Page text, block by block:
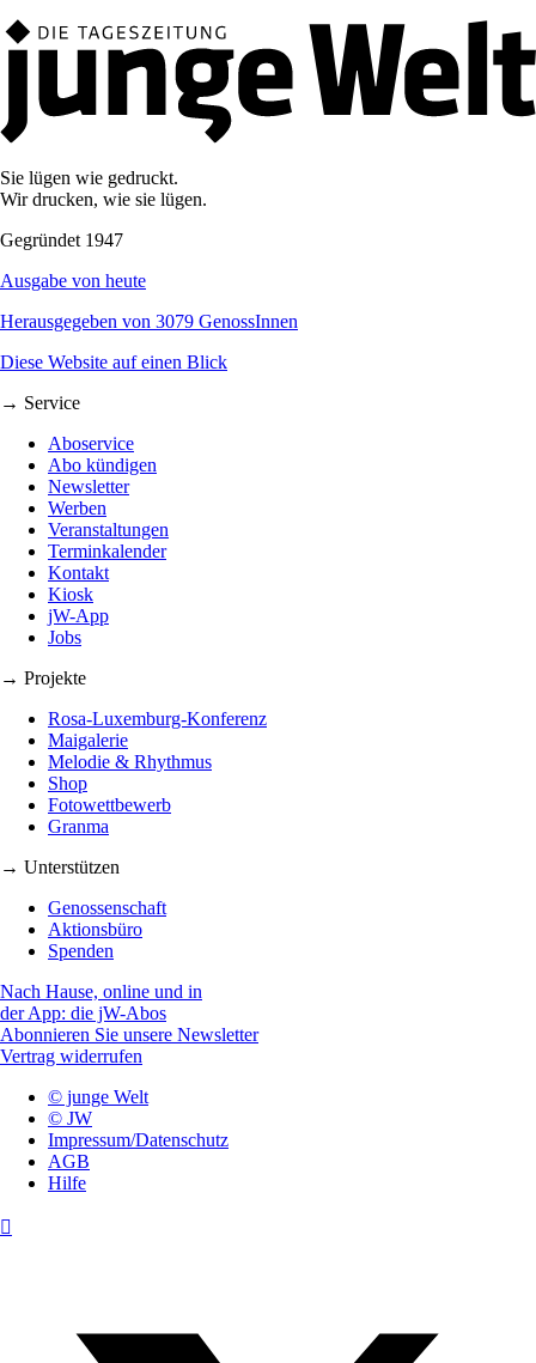
Sie lügen wie gedruckt.
Wir drucken, wie sie lügen.
Gegründet 1947
Ausgabe von heute
Herausgegeben von 3079 GenossInnen
Diese Website auf einen Blick
→ Service
Aboservice
Abo kündigen
Newsletter
Werben
Veranstaltungen
Terminkalender
Kontakt
Kiosk
jW-App
Jobs
→ Projekte
Rosa-Luxemburg-Konferenz
Maigalerie
Melodie & Rhythmus
Shop
Fotowettbewerb
Granma
→ Unterstützen
Genossenschaft
Aktionsbüro
Spenden
Nach Hause, online und in
der App: die jW-Abos
Abonnieren Sie unsere Newsletter
Vertrag widerrufen
© junge Welt
© JW
Impressum/Datenschutz
AGB
Hilfe